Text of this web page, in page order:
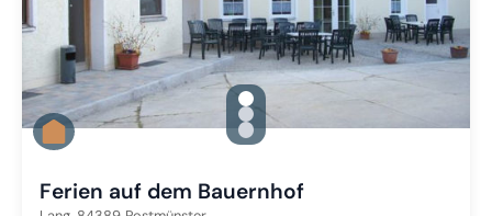
gallery.slide_selector
Zu Slide 1 wechseln
Zu Slide 2 wechseln
Zu Slide 3 wechseln
Ferien auf dem Bauernhof